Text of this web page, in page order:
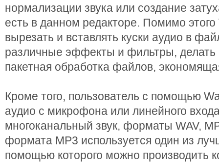
нормализации звука или создание
есть в данном редакторе. Помимо
вырезать и вставлять куски аудио в
различные эффекты и фильтры, делать
пакетная обработка файлов,
Кроме того, пользователь с помощью
аудио с микрофона или линейного
многоканальный звук, форматы WAV,
формата MP3 используется один из
помощью которого можно производить